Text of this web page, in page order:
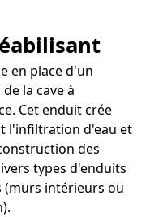
en place d'un
la cave à
Cet enduit crée
l'infiltration d'eau et
des
types d'enduits
(murs intérieurs ou